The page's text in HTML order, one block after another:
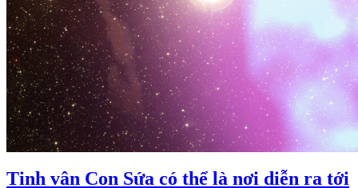
Tinh vân Con Sứa có thể là nơi diễn ra tới